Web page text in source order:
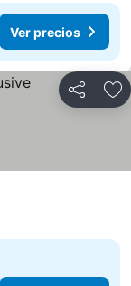
Ver precios
Compartir